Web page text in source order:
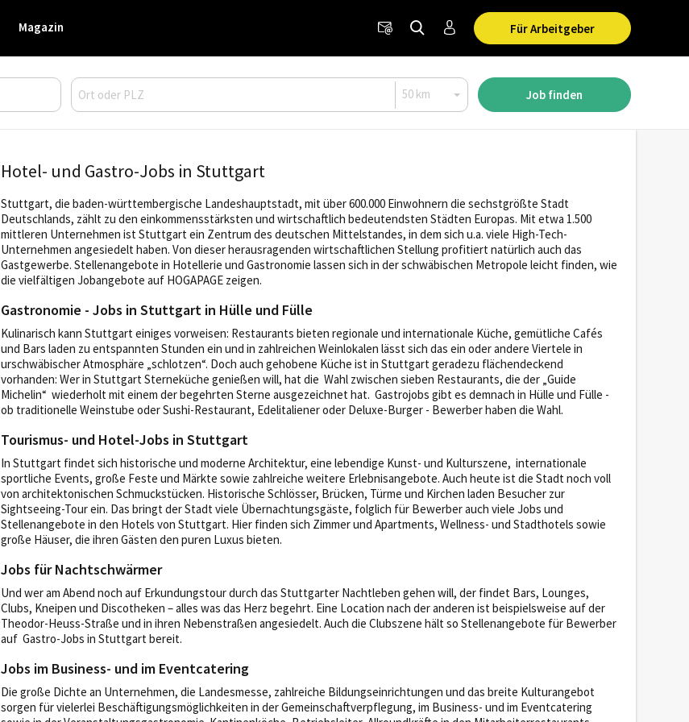
Für Arbeitgeber
Magazin
Job finden
Hotel- und Gastro-Jobs in Stuttgart
Stuttgart, die baden-württembergische Landeshauptstadt, mit über 600.000 Einwohnern die sechstgrößte Stadt
Deutschlands, zählt zu den einkommensstärksten und wirtschaftlich bedeutendsten Städten Europas. Mit etwa 1.500
mittleren Unternehmen ist Stuttgart ein Zentrum des deutschen Mittelstandes, in dem sich u.a. viele High-Tech-
Unternehmen angesiedelt haben. Von dieser herausragenden wirtschaftlichen Stellung profitiert natürlich auch das
Gastgewerbe. Stellenangebote in Hotellerie und Gastronomie lassen sich in der schwäbischen Metropole leicht finden, wie
die vielfältigen Jobangebote auf HOGAPAGE zeigen.
Gastronomie - Jobs in Stuttgart in Hülle und Fülle
Kulinarisch kann Stuttgart einiges vorweisen: Restaurants bieten regionale und internationale Küche, gemütliche Cafés
und Bars laden zu entspannten Stunden ein und in zahlreichen Weinlokalen lässt sich das ein oder andere Viertele in
urschwäbischer Atmosphäre „schlotzen“. Doch auch gehobene Küche ist in Stuttgart geradezu flächendeckend
vorhanden: Wer in Stuttgart Sterneküche genießen will, hat die Wahl zwischen sieben Restaurants, die der „Guide
Michelin“ wiederholt mit einem der begehrten Sterne ausgezeichnet hat. Gastrojobs gibt es demnach in Hülle und Fülle -
ob traditionelle Weinstube oder Sushi-Restaurant, Edelitaliener oder Deluxe-Burger - Bewerber haben die Wahl.
Tourismus- und Hotel-Jobs in Stuttgart
In Stuttgart findet sich historische und moderne Architektur, eine lebendige Kunst- und Kulturszene, internationale
sportliche Events, große Feste und Märkte sowie zahlreiche weitere Erlebnisangebote. Auch heute ist die Stadt noch voll
von architektonischen Schmuckstücken. Historische Schlösser, Brücken, Türme und Kirchen laden Besucher zur
Sightseeing-Tour ein. Das bringt der Stadt viele Übernachtungsgäste, folglich für Bewerber auch viele Jobs und
Stellenangebote in den Hotels von Stuttgart. Hier finden sich Zimmer und Apartments, Wellness- und Stadthotels sowie
große Häuser, die ihren Gästen den puren Luxus bieten.
Jobs für Nachtschwärmer
Und wer am Abend noch auf Erkundungstour durch das Stuttgarter Nachtleben gehen will, der findet Bars, Lounges,
Clubs, Kneipen und Discotheken – alles was das Herz begehrt. Eine Location nach der anderen ist beispielsweise auf der
Theodor-Heuss-Straße und in ihren Nebenstraßen angesiedelt. Auch die Clubszene hält so Stellenangebote für Bewerber
auf Gastro-Jobs in Stuttgart bereit.
Jobs im Business- und im Eventcatering
Die große Dichte an Unternehmen, die Landesmesse, zahlreiche Bildungseinrichtungen und das breite Kulturangebot
sorgen für vielerlei Beschäftigungsmöglichkeiten in der Gemeinschaftverpflegung, im Business- und im Eventcatering